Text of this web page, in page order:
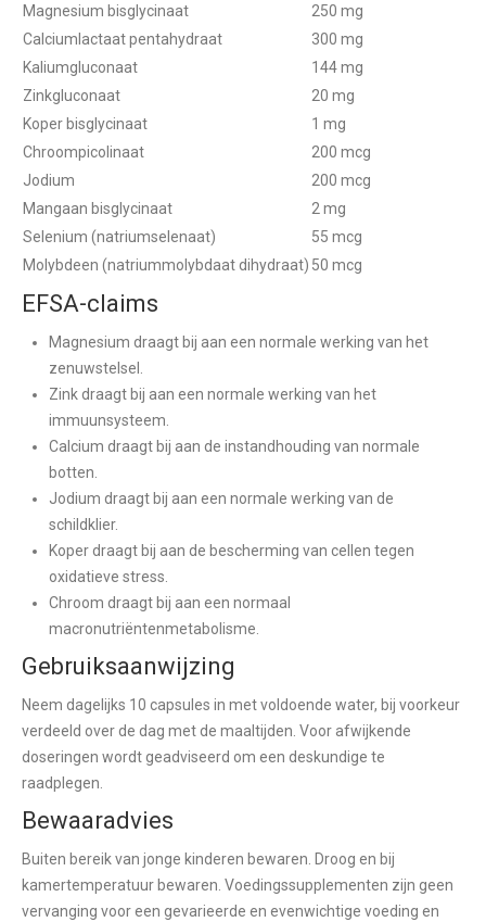
Magnesium bisglycinaat
250 mg
Calciumlactaat pentahydraat
300 mg
Kaliumgluconaat
144 mg
Zinkgluconaat
20 mg
Koper bisglycinaat
1 mg
Chroompicolinaat
200 mcg
Jodium
200 mcg
Mangaan bisglycinaat
2 mg
Selenium (natriumselenaat)
55 mcg
Molybdeen (natriummolybdaat dihydraat) 50 mcg
EFSA-claims
Magnesium draagt bij aan een normale werking van het
zenuwstelsel.
Zink draagt bij aan een normale werking van het
immuunsysteem.
Calcium draagt bij aan de instandhouding van normale
botten.
Jodium draagt bij aan een normale werking van de
schildklier.
Koper draagt bij aan de bescherming van cellen tegen
oxidatieve stress.
Chroom draagt bij aan een normaal
macronutriëntenmetabolisme.
Gebruiksaanwijzing
Neem dagelijks 10 capsules in met voldoende water, bij voorkeur
verdeeld over de dag met de maaltijden. Voor afwijkende
doseringen wordt geadviseerd om een deskundige te
raadplegen.
Bewaaradvies
Buiten bereik van jonge kinderen bewaren. Droog en bij
kamertemperatuur bewaren. Voedingssupplementen zijn geen
vervanging voor een gevarieerde en evenwichtige voeding en